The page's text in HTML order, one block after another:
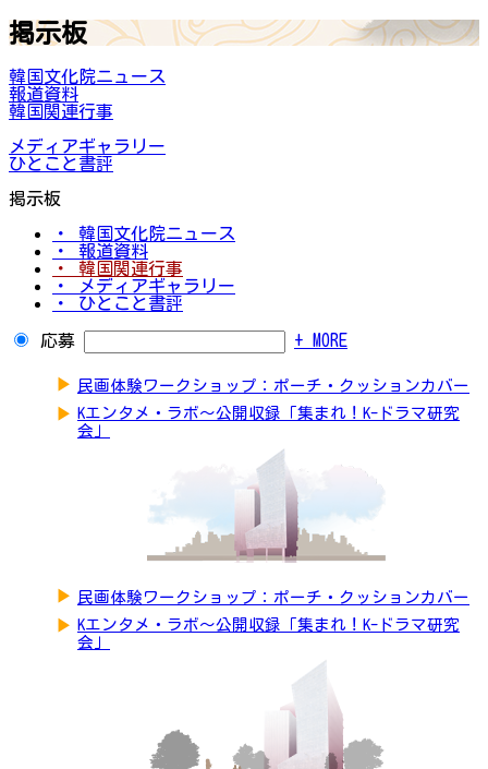
掲示板
韓国文化院ニュース
報道資料
韓国関連行事
メディアギャラリー
ひとこと書評
掲示板
・ 韓国文化院ニュース
・ 報道資料
・ 韓国関連行事
・ メディアギャラリー
・ ひとこと書評
応募 + MORE
▶ 民画体験ワークショップ：ポーチ・クッションカバー
▶ Kエンタメ・ラボ～公開収録「集まれ！K-ドラマ研究
会」
▶ 民画体験ワークショップ：ポーチ・クッションカバー
▶ Kエンタメ・ラボ～公開収録「集まれ！K-ドラマ研究
会」